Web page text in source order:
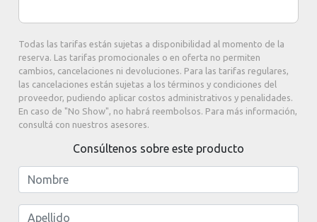
Todas las tarifas están sujetas a disponibilidad al momento de la
reserva. Las tarifas promocionales o en oferta no permiten
cambios, cancelaciones ni devoluciones. Para las tarifas regulares,
las cancelaciones están sujetas a los términos y condiciones del
proveedor, pudiendo aplicar costos administrativos y penalidades.
En caso de "No Show", no habrá reembolsos. Para más información,
consultá con nuestros asesores.
Consúltenos sobre este producto